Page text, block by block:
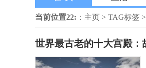
当前位置22: ： 主页 > TAG标签
世界最古老的十大宫殿